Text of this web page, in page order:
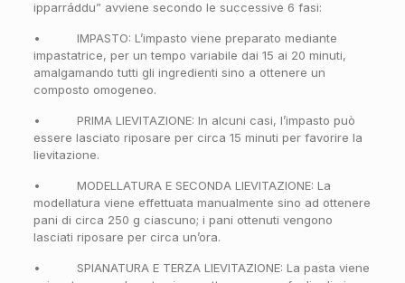
ipparráddu” avviene secondo le successive 6 fasi:
• IMPASTO: L’impasto viene preparato mediante
impastatrice, per un tempo variabile dai 15 ai 20 minuti,
amalgamando tutti gli ingredienti sino a ottenere un
composto omogeneo.
• PRIMA LIEVITAZIONE: In alcuni casi, l’impasto può
essere lasciato riposare per circa 15 minuti per favorire la
lievitazione.
• MODELLATURA E SECONDA LIEVITAZIONE: La
modellatura viene effettuata manualmente sino ad ottenere
pani di circa 250 g ciascuno; i pani ottenuti vengono
lasciati riposare per circa un’ora.
• SPIANATURA E TERZA LIEVITAZIONE: La pasta viene